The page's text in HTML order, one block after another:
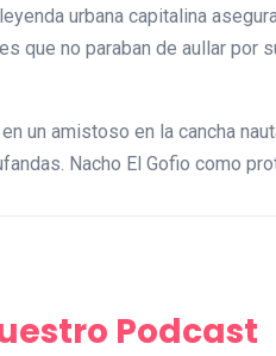
urbana capitalina
que no paraban de aullar por
un amistoso en la cancha
Nacho El Gofio como
Podcast